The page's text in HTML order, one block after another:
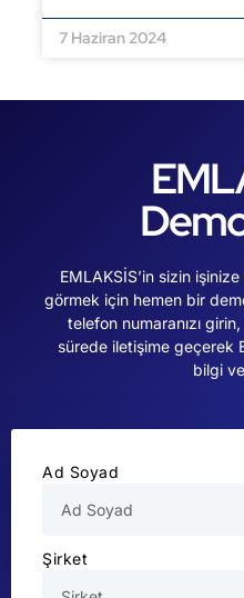
7 Haziran 2024
EMLAKSİS’in sizin
görmek için hemen bir
telefon numaranızı
sürede iletişime geçerek
bilgi
Ad Soyad
Şirket